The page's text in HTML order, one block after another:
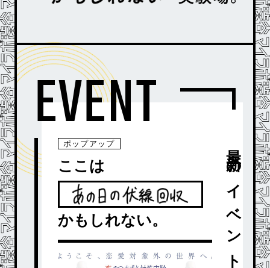
EVENT
最新のイベント
ポップアップ
ここは
かもしれない。